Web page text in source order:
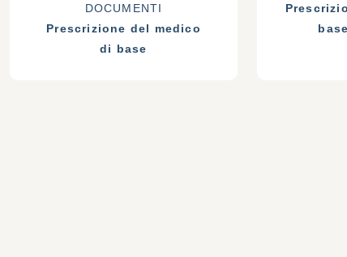
DOCUMENTI
Prescrizione del medico
di base